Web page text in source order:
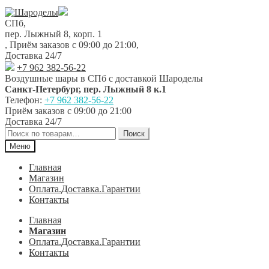
Перейти
к
навигации
Перейти
к
содержимому
СПб,
пер. Лыжный 8, корп. 1
, Приём заказов с 09:00 до 21:00,
Доставка 24/7
+7 962 382-56-22
Воздушные шары в СПб с доставкой Шароделы
Санкт-Петербург, пер. Лыжный 8 к.1
Телефон: +7 962 382-56-22
Приём заказов с 09:00 до 21:00
Доставка 24/7
Искать:
Поиск
Меню
Главная
Магазин
Оплата.Доставка.Гарантии
Контакты
Главная
Магазин
Оплата.Доставка.Гарантии
Контакты